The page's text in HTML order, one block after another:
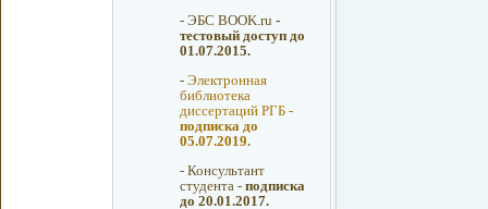
- ЭБС BOOK.ru -
тестовый доступ до
01.07.2015.
- Электронная
библиотека
диссертаций РГБ -
подписка до
05.07.2019.
- Консультант
студента - подписка
до 20.01.2017.